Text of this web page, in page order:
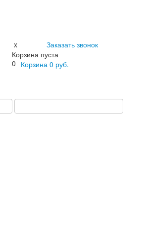
Заказать звонок
x
Корзина пуста
0 Корзина 0 руб.